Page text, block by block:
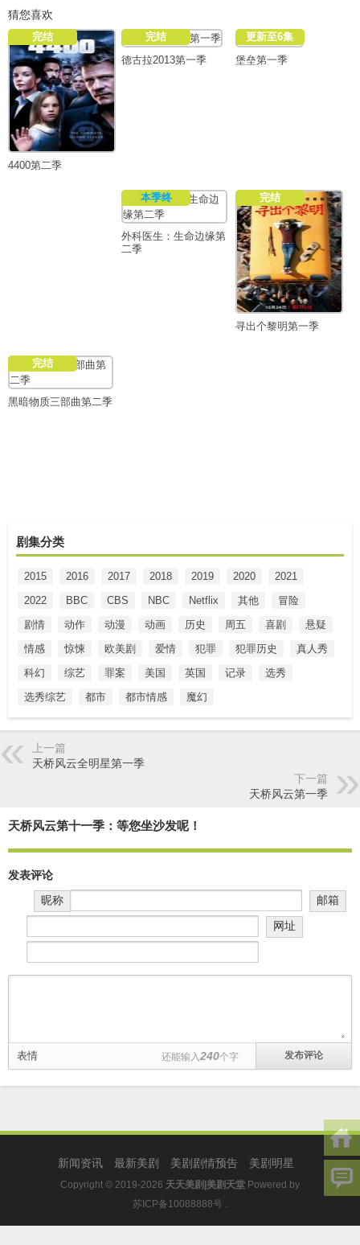
猜您喜欢
完结
4400第二季
完结
德古拉2013第一季
更新至6集
堡垒第一季
本季终
外科医生：生命边缘第
二季
完结
寻出个黎明第一季
完结
黑暗物质三部曲第二季
剧集分类
2015 2016 2017 2018 2019 2020
2021
2022
BBC CBS NBC Netflix 其他
冒险
剧情
动作 动漫 动画 历史 周五 喜剧
悬疑
情感
惊悚 欧美剧 爱情 犯罪 犯罪历史
真人秀
科幻
综艺 罪案 美国 英国 记录
选秀
选秀综艺
都市 都市情感 魔幻
上一篇
天桥风云全明星第一季
下一篇
天桥风云第一季
天桥风云第十一季：等您坐沙发呢！
发表评论
昵称
邮箱
网址
表情 还能输入 240个字
新闻资讯 最新美剧 美剧剧情预告 美剧明星
Copyright © 2019-2026 天天美剧|美剧天堂 Powered by
苏ICP备10088888号 .